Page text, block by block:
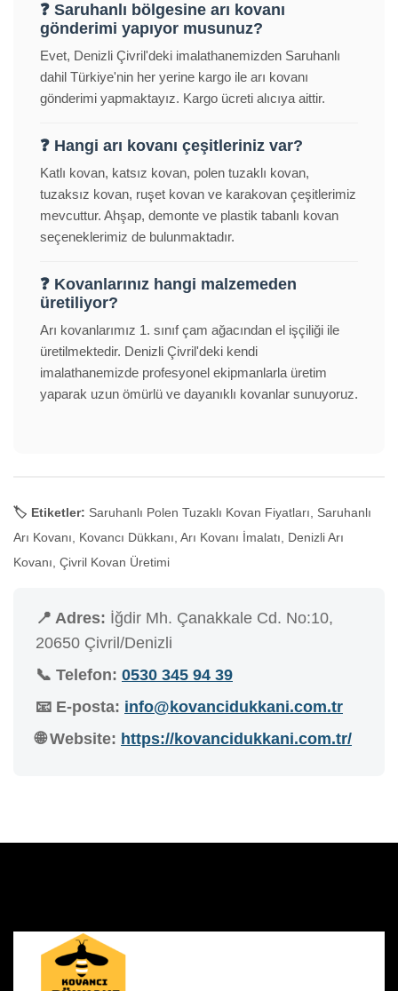
❓ Saruhanlı bölgesine arı kovanı
gönderimi yapıyor musunuz?
Evet, Denizli Çivril'deki imalathanemizden Saruhanlı
dahil Türkiye'nin her yerine kargo ile arı kovanı
gönderimi yapmaktayız. Kargo ücreti alıcıya aittir.
❓ Hangi arı kovanı çeşitleriniz var?
Katlı kovan, katsız kovan, polen tuzaklı kovan,
tuzaksız kovan, ruşet kovan ve karakovan çeşitlerimiz
mevcuttur. Ahşap, demonte ve plastik tabanlı kovan
seçeneklerimiz de bulunmaktadır.
❓ Kovanlarınız hangi malzemeden
üretiliyor?
Arı kovanlarımız 1. sınıf çam ağacından el işçiliği ile
üretilmektedir. Denizli Çivril'deki kendi
imalathanemizde profesyonel ekipmanlarla üretim
yaparak uzun ömürlü ve dayanıklı kovanlar sunuyoruz.
🏷️ Etiketler: Saruhanlı Polen Tuzaklı Kovan Fiyatları, Saruhanlı
Arı Kovanı, Kovancı Dükkanı, Arı Kovanı İmalatı, Denizli Arı
Kovanı, Çivril Kovan Üretimi
📍 Adres: İğdir Mh. Çanakkale Cd. No:10,
20650 Çivril/Denizli
📞 Telefon: 0530 345 94 39
📧 E-posta: info@kovancidukkani.com.tr
🌐 Website: https://kovancidukkani.com.tr/